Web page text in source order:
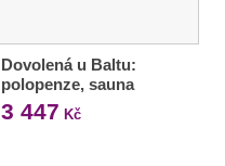
Dovolená u Baltu:
polopenze, sauna
3 447 Kč